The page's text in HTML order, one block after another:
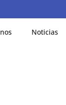
Noticias